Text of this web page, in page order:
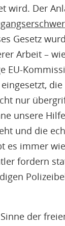
wird. Der
Gesetz
Arbeit –
die
nur
unsere
und die
es immer
fordern
der